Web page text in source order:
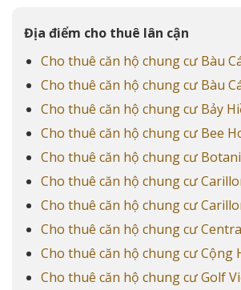
Địa điểm cho thuê lân cận
Cho thuê căn hộ chung cư Bàu
Cho thuê căn hộ chung cư Bàu
Cho thuê căn hộ chung cư Bảy
Cho thuê căn hộ chung cư Bee
Cho thuê căn hộ chung cư
Cho thuê căn hộ chung cư
Cho thuê căn hộ chung cư
Cho thuê căn hộ chung cư
Cho thuê căn hộ chung cư Cộng
Cho thuê căn hộ chung cư Golf